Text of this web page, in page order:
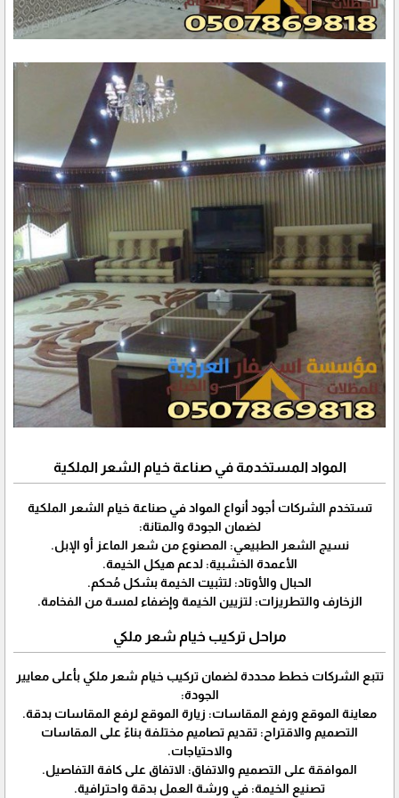
المواد المستخدمة في صناعة خيام الشعر الملكية
تستخدم الشركات أجود أنواع المواد في صناعة خيام الشعر الملكية
لضمان الجودة والمتانة:
نسيج الشعر الطبيعي: المصنوع من شعر الماعز أو الإبل.
الأعمدة الخشبية: لدعم هيكل الخيمة.
الحبال والأوتاد: لتثبيت الخيمة بشكل مُحكم.
الزخارف والتطريزات: لتزيين الخيمة وإضفاء لمسة من الفخامة.
مراحل تركيب خيام شعر ملكي
تتبع الشركات خطط محددة لضمان تركيب خيام شعر ملكي بأعلى معايير
الجودة:
معاينة الموقع ورفع المقاسات: زيارة الموقع لرفع المقاسات بدقة.
التصميم والاقتراح: تقديم تصاميم مختلفة بناءً على المقاسات
والاحتياجات.
الموافقة على التصميم والاتفاق: الاتفاق على كافة التفاصيل.
تصنيع الخيمة: في ورشة العمل بدقة واحترافية.